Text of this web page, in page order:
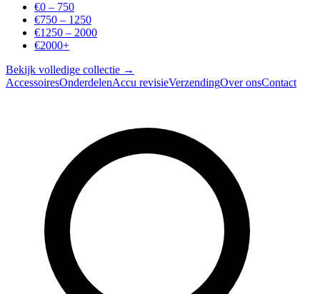
€0 – 750
€750 – 1250
€1250 – 2000
€2000+
Bekijk volledige collectie →
AccessoiresOnderdelenAccu revisieVerzendingOver onsContact